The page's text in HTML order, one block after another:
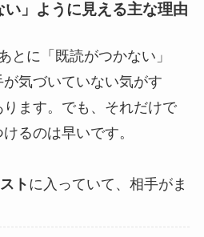
」ように見える主な理由
とに「既読がつかない」
が気づいていない気がす
ます。でも、それだけで
るのは早いです。
ト に入っていて、相手がま